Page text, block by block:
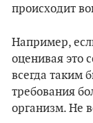
происходит
Например,
оценивая это
всегда таким
требования
организм. Не